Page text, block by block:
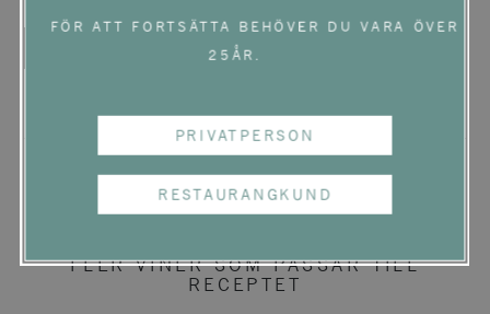
FLER VINER SOM PASSAR TILL
RECEPTET
FÖR ATT FORTSÄTTA BEHÖVER DU VARA ÖVER
25ÅR.
PRIVATPERSON
RESTAURANGKUND